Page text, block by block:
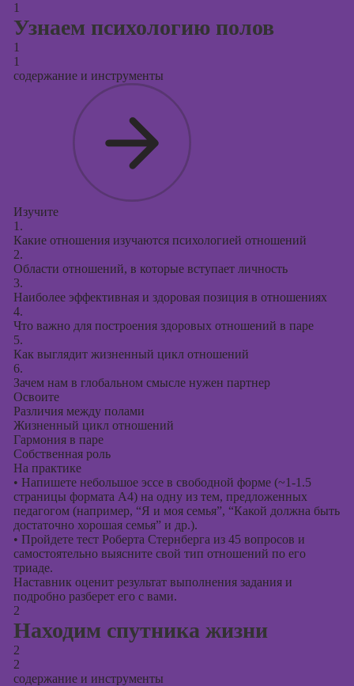
Курсы
продюсирования
проектов
Курсы создания
PowerPoint
1
Узнаем психологию полов
1
1
содержание и инструменты
Изучите
1.
Какие отношения изучаются психологией отношений
2.
Области отношений, в которые вступает личность
3.
Наиболее эффективная и здоровая позиция в отношениях
4.
Что важно для построения здоровых отношений в паре
5.
Как выглядит жизненный цикл отношений
6.
Зачем нам в глобальном смысле нужен партнер
Освоите
Различия между полами
Жизненный цикл отношений
Гармония в паре
Собственная роль
На практике
• Напишете небольшое эссе в свободной форме (~1-1.5
страницы формата А4) на одну из тем, предложенных
педагогом (например, “Я и моя семья”, “Какой должна быть
достаточно хорошая семья” и др.).
• Пройдете тест Роберта Стернберга из 45 вопросов и
самостоятельно выясните свой тип отношений по его
триаде.
Наставник оценит результат выполнения задания и
подробно разберет его с вами.
2
Находим спутника жизни
2
2
содержание и инструменты